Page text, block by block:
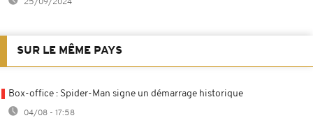
25/09/2024
SUR LE MÊME PAYS
Box-office : Spider-Man signe un démarrage historique
04/08 - 17:58